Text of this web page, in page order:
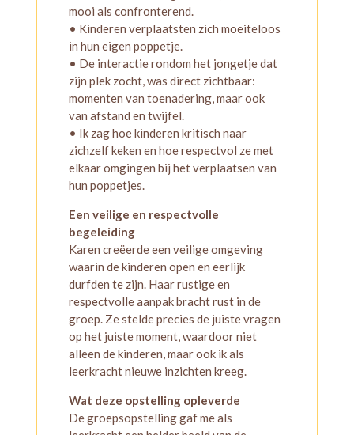
mooi als confronterend.
• Kinderen verplaatsten zich moeiteloos
in hun eigen poppetje.
• De interactie rondom het jongetje dat
zijn plek zocht, was direct zichtbaar:
momenten van toenadering, maar ook
van afstand en twijfel.
• Ik zag hoe kinderen kritisch naar
zichzelf keken en hoe respectvol ze met
elkaar omgingen bij het verplaatsen van
hun poppetjes.
Een veilige en respectvolle
begeleiding
Karen creëerde een veilige omgeving
waarin de kinderen open en eerlijk
durfden te zijn. Haar rustige en
respectvolle aanpak bracht rust in de
groep. Ze stelde precies de juiste vragen
op het juiste moment, waardoor niet
alleen de kinderen, maar ook ik als
leerkracht nieuwe inzichten kreeg.
Wat deze opstelling opleverde
De groepsopstelling gaf me als